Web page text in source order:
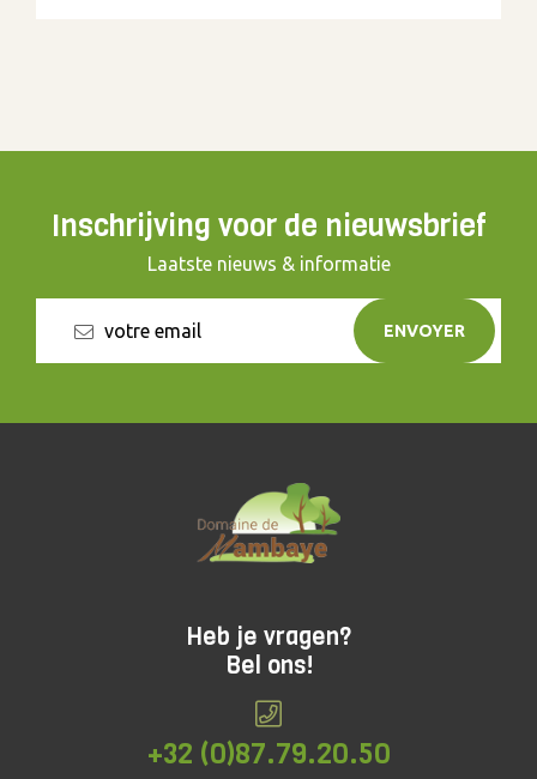
Inschrijving voor de nieuwsbrief
Laatste nieuws & informatie
ENVOYER
Heb je vragen?
Bel ons!
+32 (0)87.79.20.50